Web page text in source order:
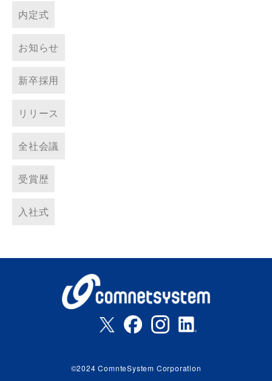
内定式
お知らせ
新卒採用
リリース
全社会議
受賞歴
入社式
©2024 ComnteSystem Corporation